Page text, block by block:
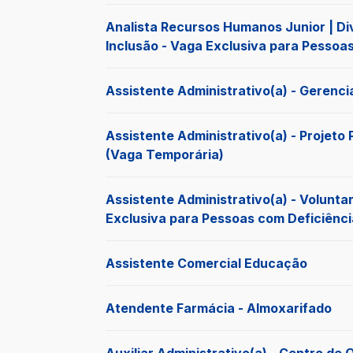
Analista Recursos Humanos Junior |
Inclusão - Vaga Exclusiva para
Assistente Administrativo(a) -
Assistente Administrativo(a) - Projeto
(Vaga Temporária)
Assistente Administrativo(a) -
Exclusiva para Pessoas com
Assistente Comercial Educação
Atendente Farmácia - Almoxarifado